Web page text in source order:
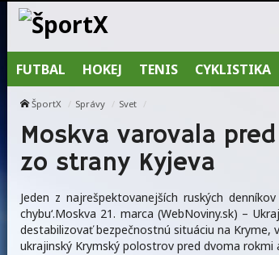
FUTBAL HOKEJ TENIS CYKLISTIKA
ŠportX Správy Svet
Moskva varovala
zo strany Kyjeva
Jeden z najrešpektovanejších ruských
chybu‘.Moskva 21. marca (WebNoviny.sk) –
destabilizovať bezpečnostnú situáciu na Kryme,
ukrajinský Krymský polostrov pred dvoma rokmi